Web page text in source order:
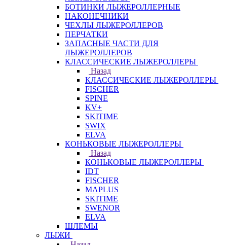
БОТИНКИ ЛЫЖЕРОЛЛЕРНЫЕ
НАКОНЕЧНИКИ
ЧЕХЛЫ ЛЫЖЕРОЛЛЕРОВ
ПЕРЧАТКИ
ЗАПАСНЫЕ ЧАСТИ ДЛЯ
ЛЫЖЕРОЛЛЕРОВ
КЛАССИЧЕСКИЕ ЛЫЖЕРОЛЛЕРЫ
Назад
КЛАССИЧЕСКИЕ ЛЫЖЕРОЛЛЕРЫ
FISCHER
SPINE
KV+
SKITIME
SWIX
ELVA
КОНЬКОВЫЕ ЛЫЖЕРОЛЛЕРЫ
Назад
КОНЬКОВЫЕ ЛЫЖЕРОЛЛЕРЫ
IDT
FISCHER
MAPLUS
SKITIME
SWENOR
ELVA
ШЛЕМЫ
ЛЫЖИ